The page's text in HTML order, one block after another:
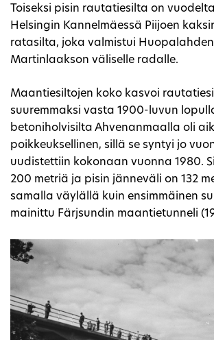
Toiseksi pisin rautatiesilta on vuodelta
Helsingin Kannelmäessä Piijoen
ratasilta, joka valmistui
Martinlaakson väliselle radalle.
Maantiesiltojen koko kasvoi
suuremmaksi vasta 1900-luvun
betoniholvisilta Ahvenanmaalla oli
poikkeuksellinen, sillä se syntyi jo
uudistettiin kokonaan vuonna 1980.
200 metriä ja pisin jänneväli on 132
samalla väylällä kuin ensimmäinen
mainittu Färjsundin maantietunneli